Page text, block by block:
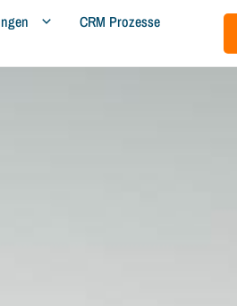
CRM Prozesse